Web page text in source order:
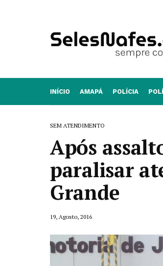
INÍCIO AMAPÁ POLÍCIA
SEM ATENDIMENTO
Após
paralisar
Grande
19, Agosto, 2016